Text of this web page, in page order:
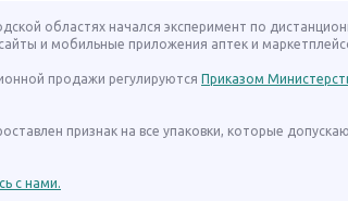
областях начался эксперимент по
и мобильные приложения аптек и
продажи регулируются Приказом
признак на все упаковки, которые
с нами.